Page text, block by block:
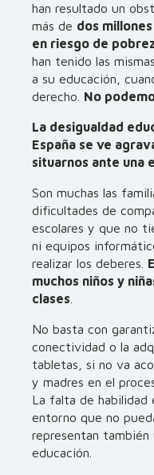
han resultado un
más de dos
en riesgo de
han tenido las
a su educación,
derecho. No
La desigualdad
España se ve
situarnos ante una
Son muchas las
dificultades de
escolares y que no
ni equipos
realizar los deberes.
muchos niños y
clases
No basta con
conectividad o la
tabletas, si no va
y madres en el
La falta de habilidad
entorno que no
representan también
educación.